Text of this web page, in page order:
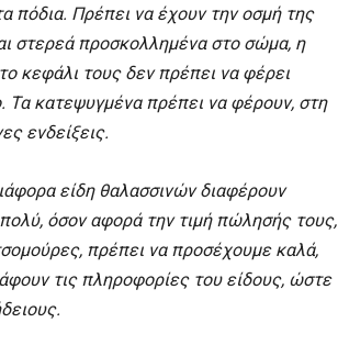
πόδια. Πρέπει να έχουν την οσμή της
στερεά προσκολλημένα στο σώμα, η
κεφάλι τους δεν πρέπει να φέρει
Τα κατεψυγμένα πρέπει να φέρουν, στη
ενδείξεις.
είδη θαλασσινών διαφέρουν
όσον αφορά την τιμή πώλησής τους,
πρέπει να προσέχουμε καλά,
τις πληροφορίες του είδους, ώστε